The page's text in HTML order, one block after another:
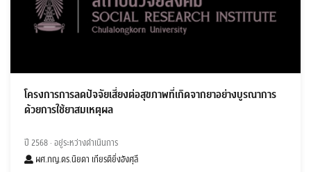
โครงการการลดปัจจัยเสี่ยงต่อสุขภาพที่เกิดจากยาอย่างบูรณาการ
ด้วยการใช้ยาสมเหตุผล
ปี 2568 · อยู่ระหว่างดำเนินการ
ผศ.ภญ.ดร.นิยดา เกียรติยิ่งอังศุลี